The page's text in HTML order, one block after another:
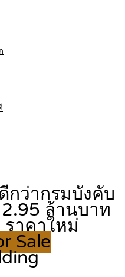
กว่ากรมบังคับ
ล้านบาท
าคาใหม่
Sale